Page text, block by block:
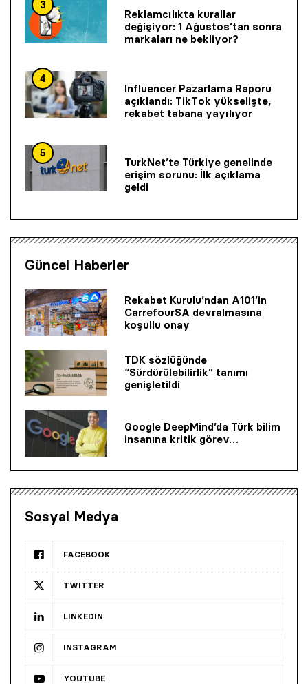
3
Reklamcılıkta kurallar
değişiyor: 1 Ağustos’tan sonra
markaları ne bekliyor?
4
Influencer Pazarlama Raporu
açıklandı: TikTok yükselişte,
rekabet tabana yayılıyor
5
TurkNet’te Türkiye genelinde
erişim sorunu: İlk açıklama
geldi
Güncel Haberler
Rekabet Kurulu’ndan A101’in
CarrefourSA devralmasına
koşullu onay
TDK sözlüğünde
“Sürdürülebilirlik” tanımı
genişletildi
Google DeepMind’da Türk bilim
insanına kritik görev…
Sosyal Medya
FACEBOOK
TWITTER
LINKEDIN
INSTAGRAM
YOUTUBE